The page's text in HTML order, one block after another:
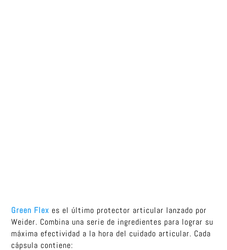
Green Flex es el último protector articular lanzado por
Weider. Combina una serie de ingredientes para lograr su
máxima efectividad a la hora del cuidado articular. Cada
cápsula contiene: